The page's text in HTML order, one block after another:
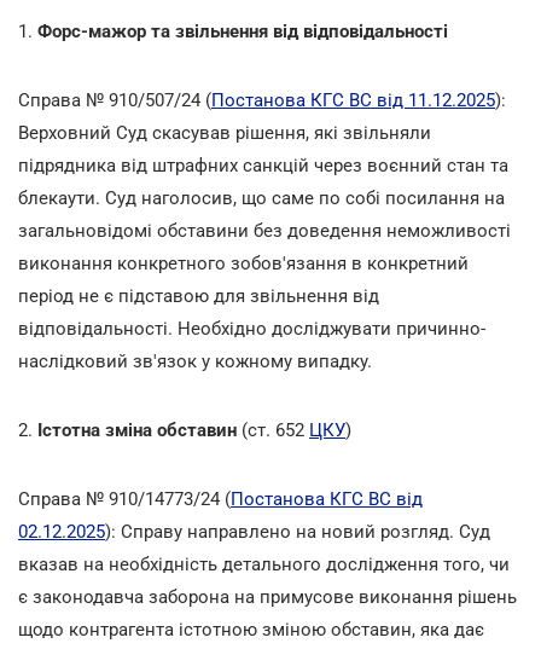
1. Форс-мажор та звільнення від відповідальності
Справа № 910/507/24 (Постанова КГС ВС від 11.12.2025):
Верховний Суд скасував рішення, які звільняли
підрядника від штрафних санкцій через воєнний стан та
блекаути. Суд наголосив, що саме по собі посилання на
загальновідомі обставини без доведення неможливості
виконання конкретного зобов'язання в конкретний
період не є підставою для звільнення від
відповідальності. Необхідно досліджувати причинно-
наслідковий зв'язок у кожному випадку.
2. Істотна зміна обставин (ст. 652 ЦКУ)
Справа № 910/14773/24 (Постанова КГС ВС від
02.12.2025): Справу направлено на новий розгляд. Суд
вказав на необхідність детального дослідження того, чи
є законодавча заборона на примусове виконання рішень
щодо контрагента істотною зміною обставин, яка дає